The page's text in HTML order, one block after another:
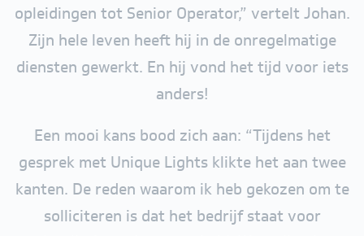
opleidingen tot Senior Operator,” vertelt Johan.
Zijn hele leven heeft hij in de onregelmatige
diensten gewerkt. En hij vond het tijd voor iets
anders!
Een mooi kans bood zich aan: “Tijdens het
gesprek met Unique Lights klikte het aan twee
kanten. De reden waarom ik heb gekozen om te
solliciteren is dat het bedrijf staat voor